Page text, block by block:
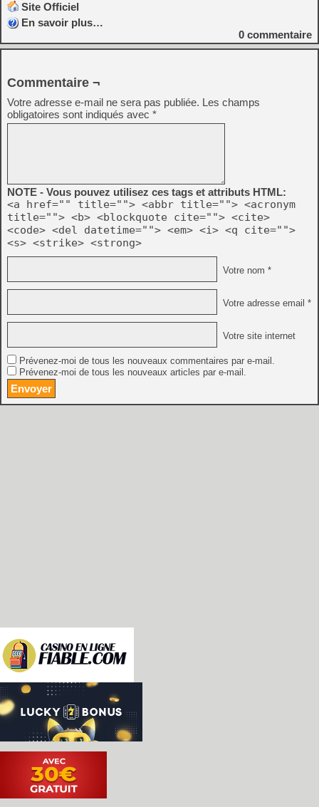
Site Officiel
En savoir plus…
0 commentaire
Commentaire ¬
Votre adresse e-mail ne sera pas publiée. Les champs
obligatoires sont indiqués avec *
NOTE - Vous pouvez utilisez ces tags et attributs HTML:
<a href="" title=""> <abbr title=""> <acronym
title=""> <b> <blockquote cite=""> <cite>
<code> <del datetime=""> <em> <i> <q cite="">
<s> <strike> <strong>
Votre nom *
Votre adresse email *
Votre site internet
Prévenez-moi de tous les nouveaux commentaires par e-mail.
Prévenez-moi de tous les nouveaux articles par e-mail.